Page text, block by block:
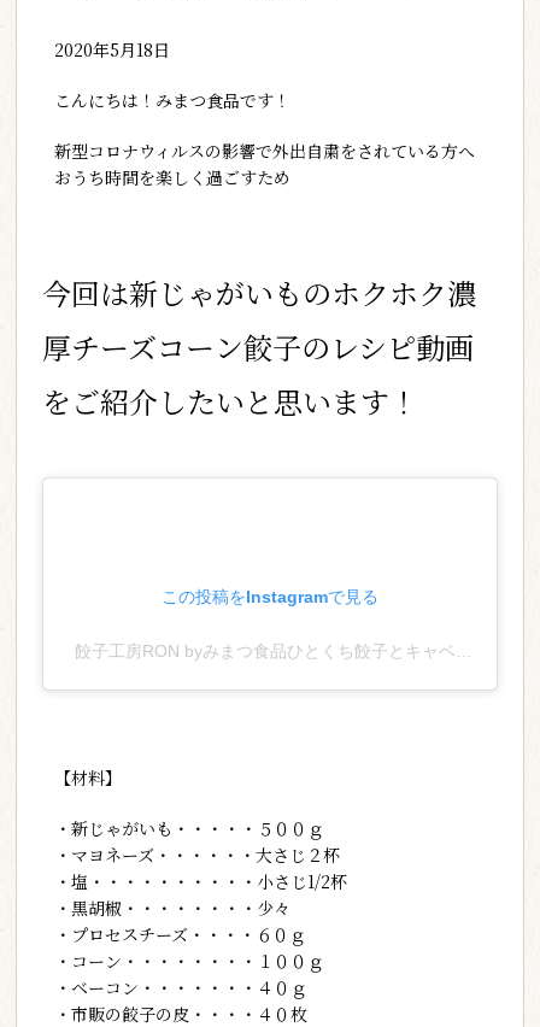
2020年5月18日
こんにちは！みまつ食品です！
新型コロナウィルスの影響で外出自粛をされている方へ
おうち時間を楽しく過ごすため
今回は新じゃがいものホクホク濃
厚チーズコーン餃子のレシピ動画
をご紹介したいと思います！
この投稿をInstagramで見る
【材料】
・新じゃがいも・・・・・５００ｇ
・マヨネーズ・・・・・・大さじ２杯
・塩・・・・・・・・・・小さじ1/2杯
・黒胡椒・・・・・・・・少々
・プロセスチーズ・・・・６０ｇ
・コーン・・・・・・・・１００ｇ
・ベーコン・・・・・・・４０ｇ
・市販の餃子の皮・・・・４０枚